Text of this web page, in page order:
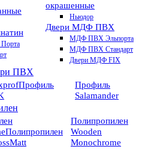
окрашенные
Ньюдор
Двери МДФ ПВХ
МДФ ПВХ Эльпорта
МДФ ПВХ Стандарт
Двери МДФ FIX
ПВХ
Профиль
Профиль
Salamander
Полипропилен
Полипропилен
Wooden
Monochrome